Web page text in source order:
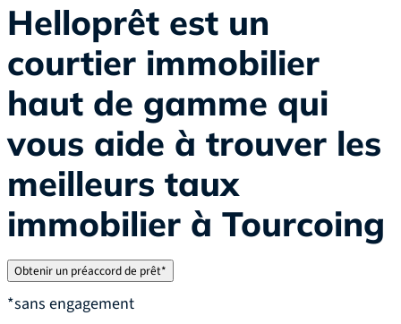
Helloprêt est un
courtier immobilier
haut de gamme qui
vous aide à trouver les
meilleurs taux
immobilier à Tourcoing
Obtenir un préaccord de prêt*
*sans engagement